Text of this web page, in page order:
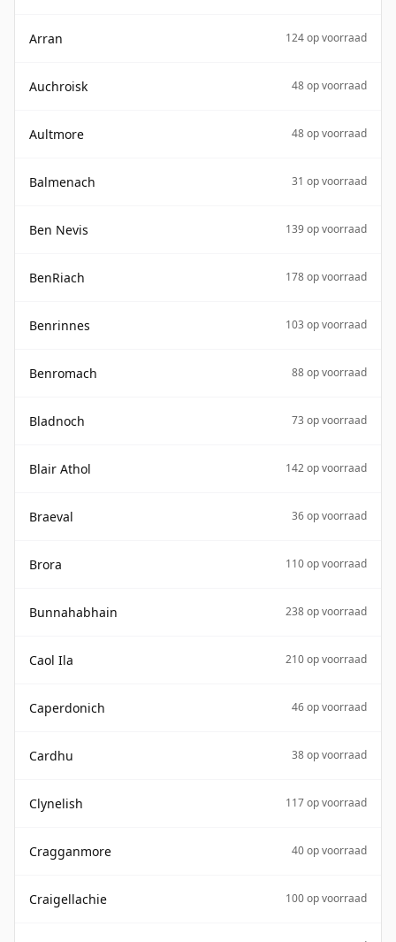
Arran 124 op voorraad
Auchroisk 48 op voorraad
Aultmore 48 op voorraad
Balmenach 31 op voorraad
Ben Nevis 139 op voorraad
BenRiach 178 op voorraad
Benrinnes 103 op voorraad
Benromach 88 op voorraad
Bladnoch 73 op voorraad
Blair Athol 142 op voorraad
Braeval 36 op voorraad
Brora 110 op voorraad
Bunnahabhain 238 op voorraad
Caol Ila 210 op voorraad
Caperdonich 46 op voorraad
Cardhu 38 op voorraad
Clynelish 117 op voorraad
Cragganmore 40 op voorraad
Craigellachie 100 op voorraad